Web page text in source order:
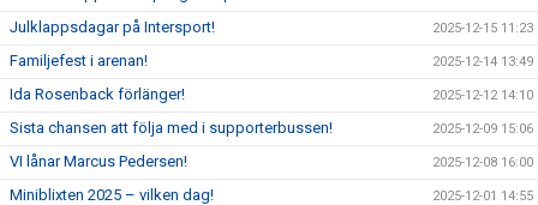
Julklappsdagar på Intersport! 2025-12-15 11:23
Familjefest i arenan! 2025-12-14 13:49
Ida Rosenback förlänger! 2025-12-12 14:10
Sista chansen att följa med i supporterbussen! 2025-12-09 15:06
VI lånar Marcus Pedersen! 2025-12-08 16:00
Miniblixten 2025 – vilken dag! 2025-12-01 14:55